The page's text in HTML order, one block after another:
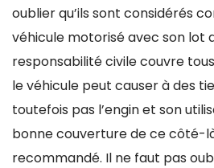
oublier qu’ils sont considérés
véhicule motorisé avec son lot
responsabilité civile couvre
le véhicule peut causer à des
toutefois pas l’engin et son
bonne couverture de ce côté-
recommandé. Il ne faut pas